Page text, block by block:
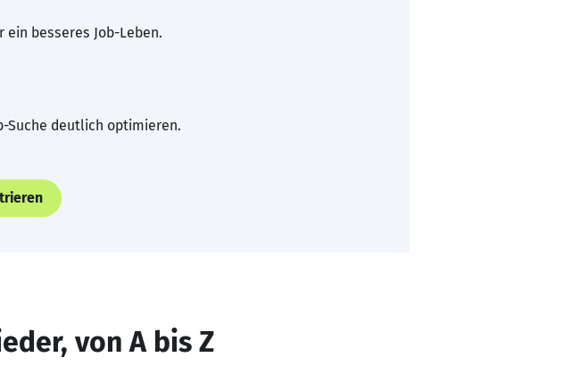
besseres Job-Leben.
Suche deutlich optimieren.
von A bis Z